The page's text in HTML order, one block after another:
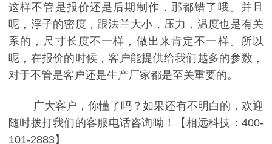
这样不管是报价还是后期制作，那都错了哦。并且
呢，浮子的密度，跟法兰大小，压力，温度也是有关
系的，尺寸长度不一样，做出来肯定不一样。所以
呢，在报价的时候，客户能提供给我们越多的参数，
对于不管是客户还是生产厂家都是至关重要的。
广大客户，你懂了吗？如果还有不明白的，欢迎
随时拨打我们的客服电话咨询呦！【相远科技：400-
101-2883】